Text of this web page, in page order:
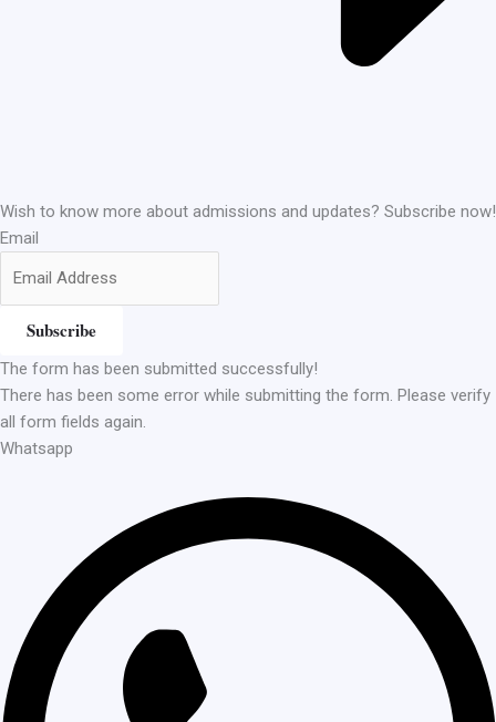
Wish to know more about admissions and updates? Subscribe now!
Email
Subscribe
The form has been submitted successfully!
There has been some error while submitting the form. Please verify
all form fields again.
Whatsapp